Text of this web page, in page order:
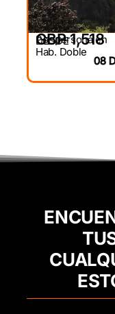
DESDE
GBP 1,518
Por persona en
Hab. Doble
08